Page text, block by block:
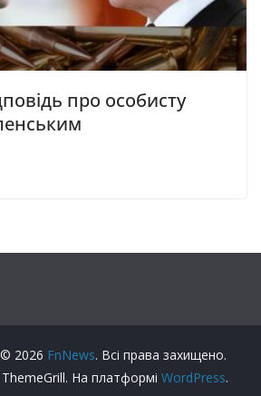
про особисту
2026 FnNews. Всі права захищено.
На платформі WordPress.